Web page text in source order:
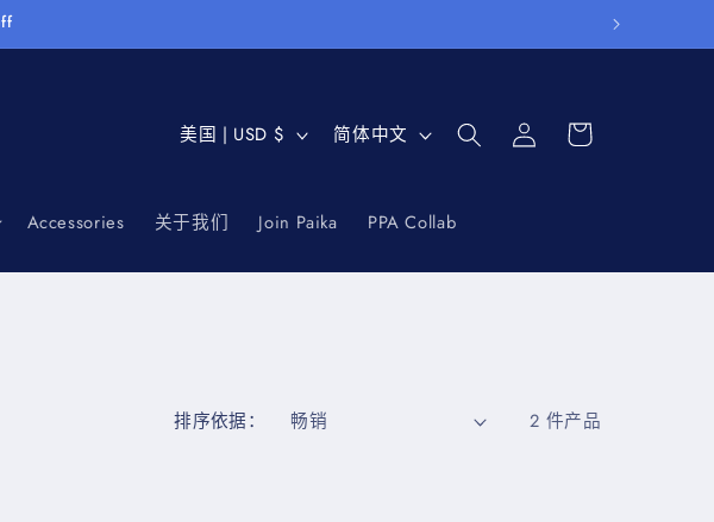
Accessories 关于我们 Join Paika PPA Collab
国
/
地
区
美国 | USD $
语
简体中文
登
录
物
排序依据： 2 件产品